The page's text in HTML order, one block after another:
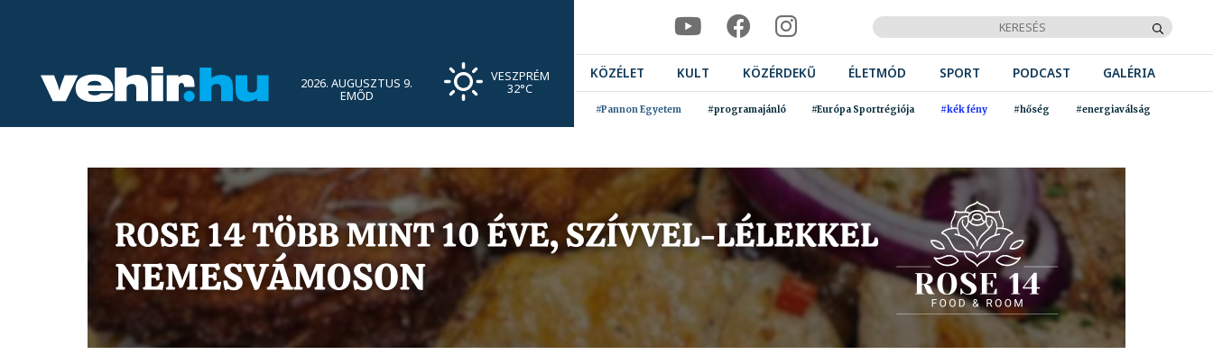
2026. AUGUSZTUS 9.
EMŐD
VESZPRÉM
32°C
KÖZÉLET KULT KÖZÉRDEKŰ ÉLETMÓD SPORT PODCAST GALÉRIA
#Pannon Egyetem #programajánló #Európa Sportrégiója #kék fény #hőség #energiaválság